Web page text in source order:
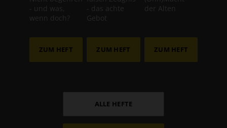
- und was,
wenn doch?
ZUM HEFT
- das achte
Gebot
ZUM HEFT
der Alten
ZUM HEFT
ALLE HEFTE